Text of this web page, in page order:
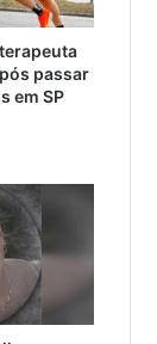
passar
em SP